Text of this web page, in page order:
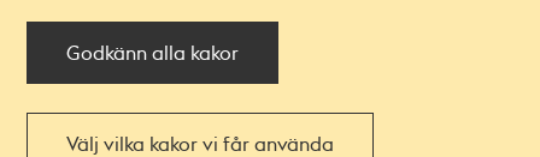
Godkänn alla kakor
Välj vilka kakor vi får använda